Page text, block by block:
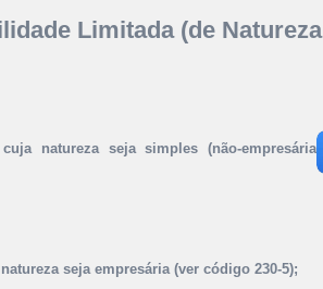
Limitada (de Natureza
natureza seja simples (não-empresária),
seja empresária (ver código 230-5);